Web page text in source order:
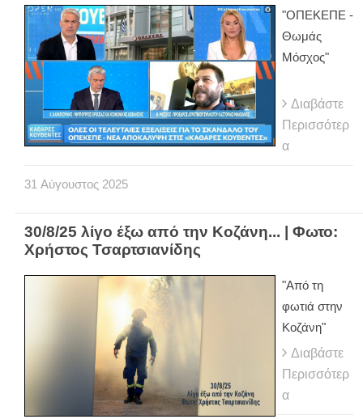
"ΟΠΕΚΕΠΕ -
Θωμάς
Μόσχος"
Διαβάστε
Περισσότερ
α
31 Αύγουστος 2025
30/8/25 λίγο έξω από την Κοζάνη... | Φωτο:
Χρήστος Τσαρτσιανίδης
"Από τη
φωτιά στην
Κοζάνη"
Διαβάστε
Περισσότερ
α